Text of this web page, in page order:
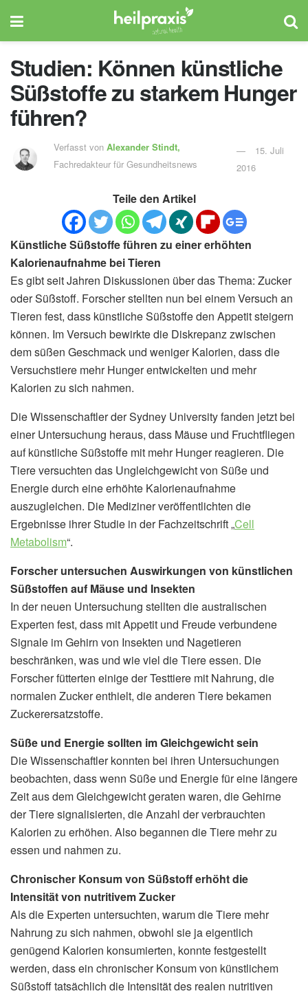
Studien: Können künstliche
Süßstoffe zu starkem Hunger
führen?
Verfasst vonAlexander Stindt,
Fachredakteur für Gesundheitsnews
15. Juli
2016
Teile den Artikel
Künstliche Süßstoffe führen zu einer erhöhten
Kalorienaufnahme bei Tieren
Es gibt seit Jahren Diskussionen über das Thema: Zucker
oder Süßstoff. Forscher stellten nun bei einem Versuch an
Tieren fest, dass künstliche Süßstoffe den Appetit steigern
können. Im Versuch bewirkte die Diskrepanz zwischen
dem süßen Geschmack und weniger Kalorien, dass die
Versuchstiere mehr Hunger entwickelten und mehr
Kalorien zu sich nahmen.
Die Wissenschaftler der Sydney University fanden jetzt bei
einer Untersuchung heraus, dass Mäuse und Fruchtfliegen
auf künstliche Süßstoffe mit mehr Hunger reagieren. Die
Tiere versuchten das Ungleichgewicht von Süße und
Energie durch eine erhöhte Kalorienaufnahme
auszugleichen. Die Mediziner veröffentlichten die
Ergebnisse ihrer Studie in der Fachzeitschrift „Cell
Metabolism“.
Forscher untersuchen Auswirkungen von künstlichen
Süßstoffen auf Mäuse und Insekten
In der neuen Untersuchung stellten die australischen
Experten fest, dass mit Appetit und Freude verbundene
Signale im Gehirn von Insekten und Nagetieren
beschränken, was und wie viel die Tiere essen. Die
Forscher fütterten einige der Testtiere mit Nahrung, die
normalen Zucker enthielt, die anderen Tiere bekamen
Zuckerersatzstoffe.
Süße und Energie sollten im Gleichgewicht sein
Die Wissenschaftler konnten bei ihren Untersuchungen
beobachten, dass wenn Süße und Energie für eine längere
Zeit aus dem Gleichgewicht geraten waren, die Gehirne
der Tiere signalisierten, die Anzahl der verbrauchten
Kalorien zu erhöhen. Also begannen die Tiere mehr zu
essen und nahmen zu.
Chronischer Konsum von Süßstoff erhöht die
Intensität von nutritivem Zucker
Als die Experten untersuchten, warum die Tiere mehr
Nahrung zu sich nahmen, obwohl sie ja eigentlich
genügend Kalorien konsumierten, konnte festgestellt
werden, dass ein chronischer Konsum von künstlichem
Süßstoff tatsächlich die Intensität des realen nutritiven